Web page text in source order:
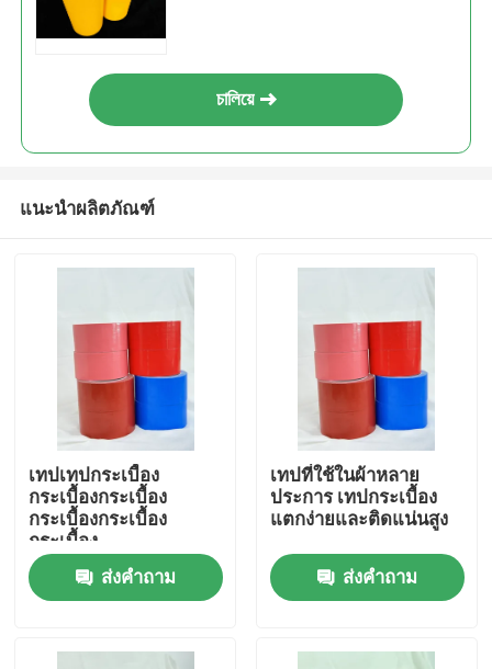
บ้าน
চালিয়ে
แนะนำผลิตภัณฑ์
เทปเทปกระเบื้อง
กระเบื้องกระเบื้อง
กระเบื้องกระเบื้อง
กระเบื้อง
ส่งคำถาม
เทปที่ใช้ในผ้าหลาย
ประการ เทปกระเบื้อง
แตกง่ายและติดแน่นสูง
ส่งคำถาม